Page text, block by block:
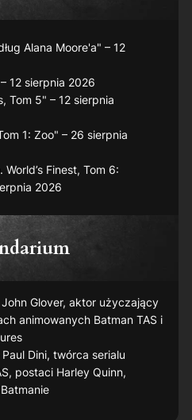
Alana Moore'a" – 12
12 sierpnia 2026
Tom 5" – 12 sierpnia
1: Zoo" – 26 sierpnia
Finest, Tom 6:
2026
Glover, aktor użyczający
animowanych Batman TAS i
Dini, twórca serialu
, postaci Harley Quinn,